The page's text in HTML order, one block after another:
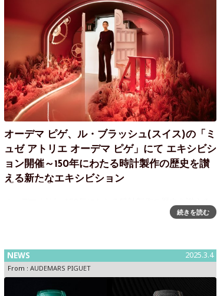
オーデマ ピゲ、ル・ブラッシュ(スイス)の「ミ
ュゼ アトリエ オーデマ ピゲ」にて エキシビシ
ョン開催～150年にわたる時計製作の歴史を讃
える新たなエキシビション
新たなエキシビションを「ミュゼ アトリエ オーデマ ピ
ラッシュのミュゼ アト
続きを読む
NEWS 2025.3.4
From : AUDEMARS PIGUET